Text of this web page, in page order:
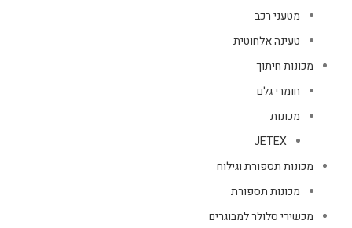
מטעני רכב
טעינה אלחוטית
מכונות חיתוך
חומרי גלם
מכונות
JETEX
מכונות תספורת וגילוח
מכונות תספורת
מכשירי סלולר למבוגרים